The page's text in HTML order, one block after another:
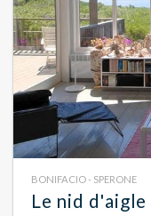
BONIFACIO - SPERONE
Le nid d'aigle